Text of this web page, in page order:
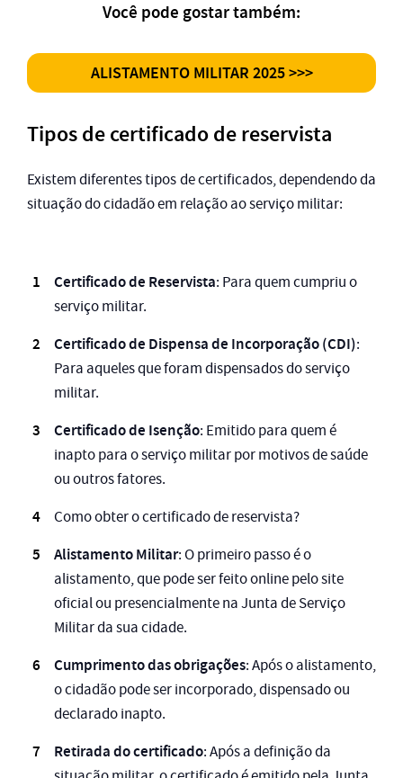
Você pode gostar também:
ALISTAMENTO MILITAR 2025>>>
Tipos de certificado de reservista
Existem diferentes tipos de certificados, dependendo da
situação do cidadão em relação ao serviço militar:
Certificado de Reservista: Para quem cumpriu o
serviço militar.
Certificado de Dispensa de Incorporação (CDI):
Para aqueles que foram dispensados do serviço
militar.
Certificado de Isenção: Emitido para quem é
inapto para o serviço militar por motivos de saúde
ou outros fatores.
Como obter o certificado de reservista?
Alistamento Militar: O primeiro passo é o
alistamento, que pode ser feito online pelo site
oficial ou presencialmente na Junta de Serviço
Militar da sua cidade.
Cumprimento das obrigações: Após o alistamento,
o cidadão pode ser incorporado, dispensado ou
declarado inapto.
Retirada do certificado: Após a definição da